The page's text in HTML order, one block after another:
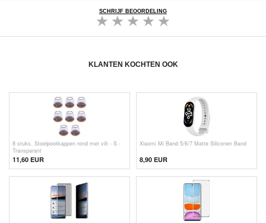
SCHRIJF BEOORDELING
KLANTEN KOCHTEN OOK
8 stuks. Stoelpootkappen rond met vilt - S -
Transparant
11,60 EUR
Xiaomi Mi Band 5/6/7 Matte Siliconen Band
8,90 EUR